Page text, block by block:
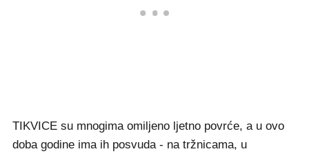
TIKVICE su mnogima omiljeno ljetno povrće, a u ovo
doba godine ima ih posvuda - na tržnicama, u